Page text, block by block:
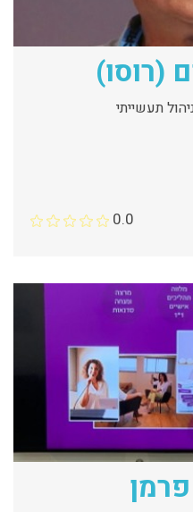
(רוסו)
תעשייתי
0.0